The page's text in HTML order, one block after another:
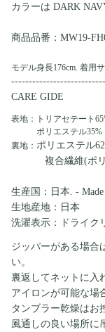
カラーは DARK
商品品番：MW19-
モデル身長176cm. 着用
CARE GIDE
表地：トリアセテート
ポリエステル35%
裏地： ポリエステル
複合繊維(ポリ
生産国：日本. -
生地産地：日本
洗濯表示：ドライク
ジッパーがある場合
い。
裏返してネットに入
アイロンが可能な場
タンブラー乾燥はお
風通しの良い場所に